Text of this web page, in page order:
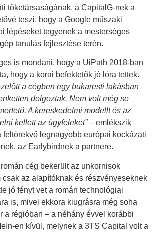
tőketársaságának, a CapitalG-nek a
teszi, hogy a Google műszaki
lépéseket tegyenek a mesterséges
tanulás fejlesztése terén.
is mondani, hogy a UiPath 2018-ban
hogy a korai befektetők jó lóra tettek.
a cégben egy bukaresti lakásban
dolgoztak. Nem volt még se
A kereskedelmi modellt és az
kellett az ügyfeleket”– emlékszik
feltörekvő legnagyobb európai kockázati
az Earlybirdnek a partnere.
cég bekerült az unkornisok
csak az alapítóknak és részvényeseknek
jó fényt vet a román technológiai
is, mivel ekkora kiugrásra még soha
a régióban – a néhány évvel korábbi
en kívül, melynek a 3TS Capital volt a